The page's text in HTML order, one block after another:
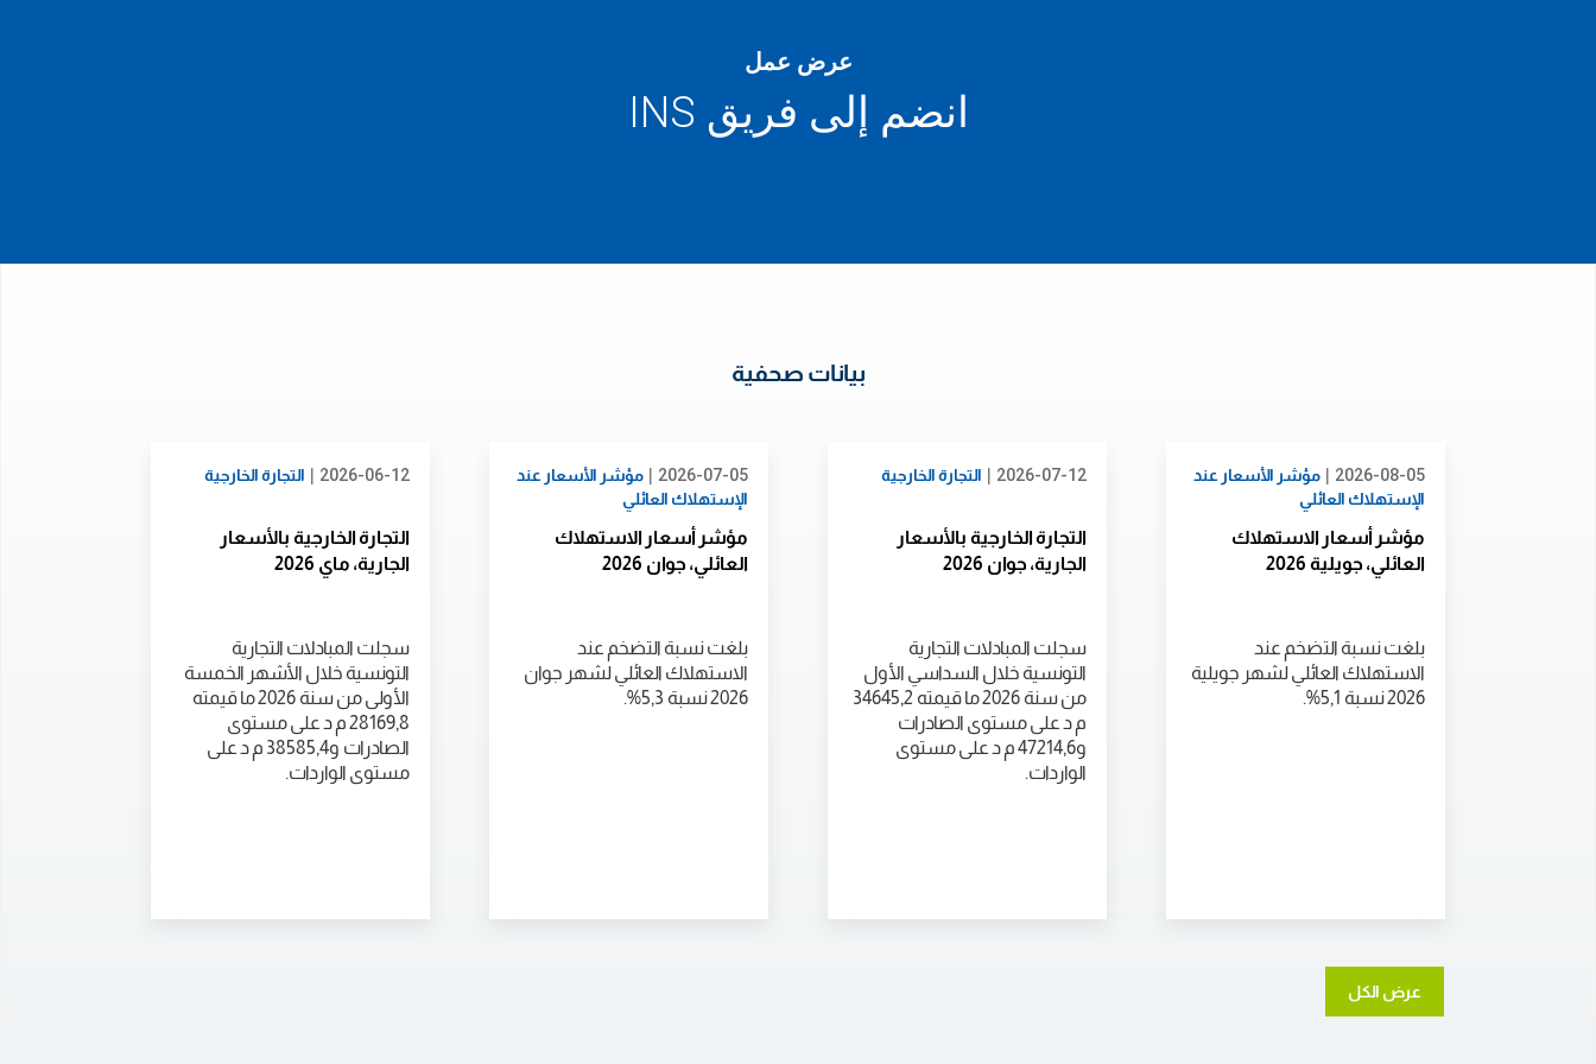
عرض عمل
انضم إلى فريق INS
بيانات صحفية
2026-08-05
| مؤشر الأسعار عند
الإستهلاك العائلي
مؤشر أسعار الاستهلاك
العائلي، جويلية 2026
بلغت نسبة التضخم عند
الاستهلاك العائلي لشهر جويلية
2026 نسبة 5,1%.
2026-07-12
| التجارة الخارجية
التجارة الخارجية بالأسعار
الجارية، جوان 2026
سجلت المبادلات التجارية
التونسية خلال السداسي الأول
من سنة 2026 ما قيمته 34645,2
م د على مستوى الصادرات
و47214,6 م د على مستوى
الواردات.
2026-07-05
| مؤشر الأسعار عند
الإستهلاك العائلي
مؤشر أسعار الاستهلاك
العائلي، جوان 2026
بلغت نسبة التضخم عند
الاستهلاك العائلي لشهر جوان
2026 نسبة 5,3%.
2026-06-12
| التجارة الخارجية
التجارة الخارجية بالأسعار
الجارية، ماي 2026
سجلت المبادلات التجارية
التونسية خلال الأشهر الخمسة
الأولى من سنة 2026 ما قيمته
28169,8 م د على مستوى
الصادرات و38585,4 م د على
مستوى الواردات.
عرض الكل